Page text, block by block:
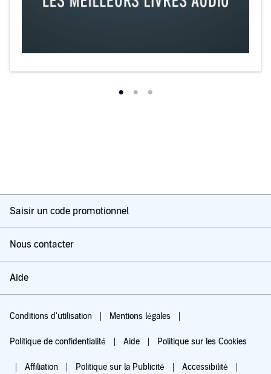
Saisir un code promotionnel
Nous contacter
Aide
Conditions d'utilisation Mentions légales
Politique de confidentialité Aide Politique sur les Cookies
Affiliation Politique sur la Publicité Accessibilité